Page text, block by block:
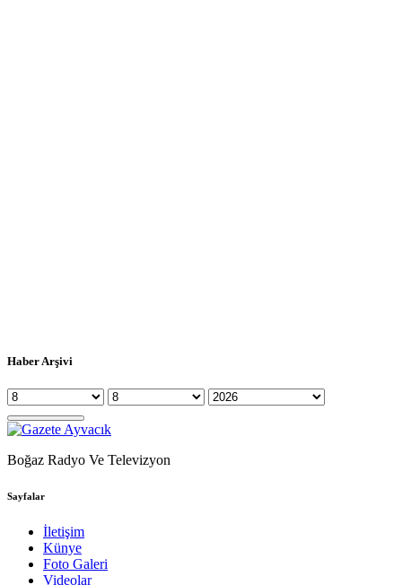
Haber Arşivi
Boğaz Radyo Ve Televizyon
Sayfalar
İletişim
Künye
Foto Galeri
Videolar